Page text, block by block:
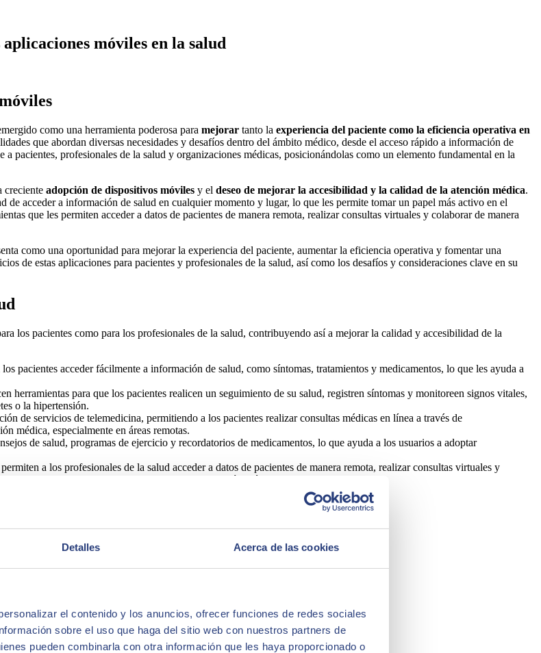
Detalles Acerca de las cookies
el contenido y los anuncios, ofrecer funciones de redes sociales
sobre el uso que haga del sitio web con nuestros partners de
pueden combinarla con otra información que les haya proporcionado o
móviles en la salud
como una herramienta poderosa para mejorar tanto la experiencia del paciente como la eficiencia operativa en
que abordan diversas necesidades y desafíos dentro del ámbito médico, desde el acceso rápido a información de
pacientes, profesionales de la salud y organizaciones médicas, posicionándolas como un elemento fundamental en la
creciente adopción de dispositivos móviles y el deseo de mejorar la accesibilidad y la calidad de la atención médica.
acceder a información de salud en cualquier momento y lugar, lo que les permite tomar un papel más activo en el
que les permiten acceder a datos de pacientes de manera remota, realizar consultas virtuales y colaborar de manera
como una oportunidad para mejorar la experiencia del paciente, aumentar la eficiencia operativa y fomentar una
de estas aplicaciones para pacientes y profesionales de la salud, así como los desafíos y consideraciones clave en su
los pacientes como para los profesionales de la salud, contribuyendo así a mejorar la calidad y accesibilidad de la
pacientes acceder fácilmente a información de salud, como síntomas, tratamientos y medicamentos, lo que les ayuda a
herramientas para que los pacientes realicen un seguimiento de su salud, registren síntomas y monitoreen signos vitales,
o la hipertensión.
de servicios de telemedicina, permitiendo a los pacientes realizar consultas médicas en línea a través de
médica, especialmente en áreas remotas.
de salud, programas de ejercicio y recordatorios de medicamentos, lo que ayuda a los usuarios a adoptar
a los profesionales de la salud acceder a datos de pacientes de manera remota, realizar consultas virtuales y
la eficiencia operativa y la calidad de la atención médica.